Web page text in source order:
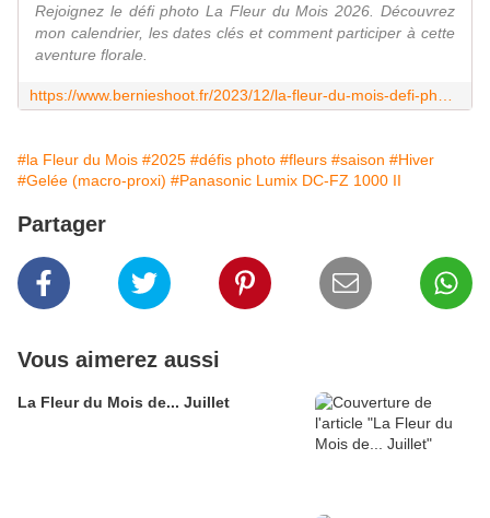
Rejoignez le défi photo La Fleur du Mois 2026. Découvrez
mon calendrier, les dates clés et comment participer à cette
aventure florale.
#la Fleur du Mois #2025 #défis photo #fleurs #saison #Hiver
#Gelée (macro-proxi) #Panasonic Lumix DC-FZ 1000 II
Partager
Vous aimerez aussi
La Fleur du Mois de... Juillet